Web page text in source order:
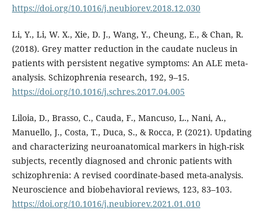
https://doi.org/10.1016/j.neubiorev.2018.12.030
Li, Y., Li, W. X., Xie, D. J., Wang, Y., Cheung, E., & Chan, R.
(2018). Grey matter reduction in the caudate nucleus in
patients with persistent negative symptoms: An ALE meta-
analysis. Schizophrenia research, 192, 9–15.
https://doi.org/10.1016/j.schres.2017.04.005
Liloia, D., Brasso, C., Cauda, F., Mancuso, L., Nani, A.,
Manuello, J., Costa, T., Duca, S., & Rocca, P. (2021). Updating
and characterizing neuroanatomical markers in high-risk
subjects, recently diagnosed and chronic patients with
schizophrenia: A revised coordinate-based meta-analysis.
Neuroscience and biobehavioral reviews, 123, 83–103.
https://doi.org/10.1016/j.neubiorev.2021.01.010